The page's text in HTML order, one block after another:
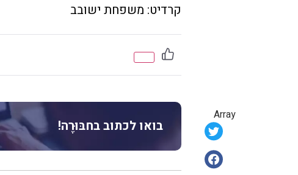
Array
קרדיט: משפחת ישובב
בואו לכתוב בחבּוּרֶה!